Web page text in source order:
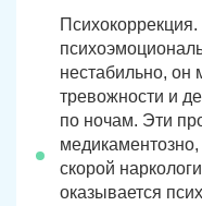
нестабильно, он
тревожности и
по ночам. Эти
скорой
оказывается